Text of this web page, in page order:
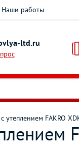
Наши работы
ltd.ru
утеплением FAKRO